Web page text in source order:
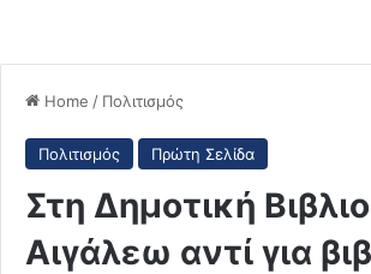
Home / Πολιτισμός
Πολιτισμός Πρώτη Σελίδα
Στη Δημοτική
Αιγάλεω αντί για